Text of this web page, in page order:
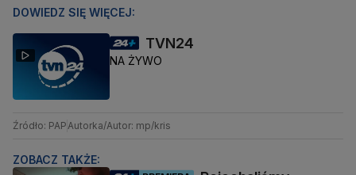
DOWIEDZ SIĘ WIĘCEJ:
TVN24
NA ŻYWO
Źródło: PAPAutorka/Autor: mp/kris
ZOBACZ TAKŻE: